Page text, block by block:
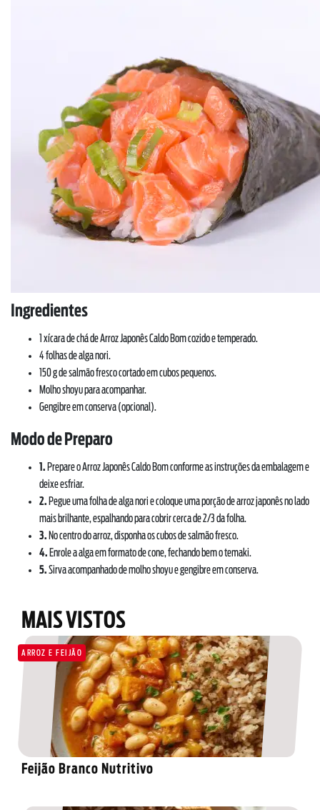
SOBRE NÓS
DOWNLOADS
TRABALHE CONOSCO
OUVIDORIA
Ingredientes
1 xícara de chá de Arroz Japonês Caldo Bom cozido e temperado.
4 folhas de alga nori.
150 g de salmão fresco cortado em cubos pequenos.
Molho shoyu para acompanhar.
Gengibre em conserva (opcional).
Modo de Preparo
1. Prepare o Arroz Japonês Caldo Bom conforme as instruções da embalagem e
deixe esfriar.
2. Pegue uma folha de alga nori e coloque uma porção de arroz japonês no lado
mais brilhante, espalhando para cobrir cerca de 2/3 da folha.
3. No centro do arroz, disponha os cubos de salmão fresco.
4. Enrole a alga em formato de cone, fechando bem o temaki.
5.Sirva acompanhado de molho shoyu e gengibre em conserva.
MAIS VISTOS
ARROZ E FEIJÃO
Feijão Branco Nutritivo